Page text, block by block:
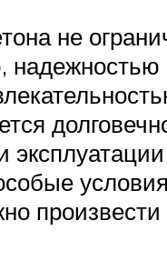
не
надежностью